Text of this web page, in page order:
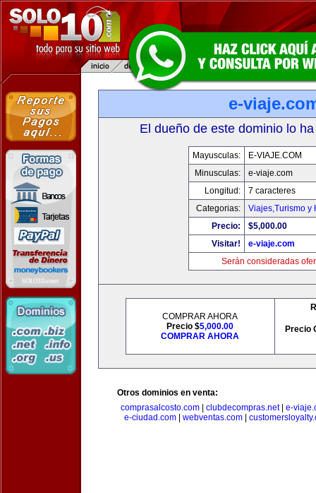
e-
El dueño de este dominio lo
Mayusculas:
E-VIAJE.COM
Minusculas:
e-viaje.com
Longitud:
7 caracteres
Categorias:
Viajes,Turismo y
Precio:
$5,000.00
Visitar!
e-viaje.com
Serán consideradas
COMPRAR AHORA
Precio $5,000.00
COMPRAR AHORA
Precio
Otros dominios en venta:
comprasalcosto.com
clubdecompras.net| e-
e-ciudad.com| webventas.com|